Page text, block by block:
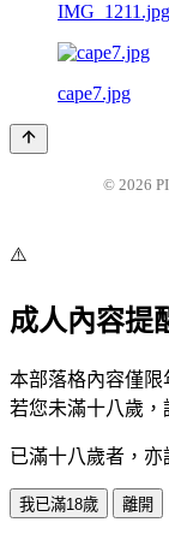
IMG_1211.jpg
cape7.jpg
© 2026
⚠️
成人內容提
本部落格內容僅限
若您未滿十八歲，
已滿十八歲者，亦
我已滿18歲 離開